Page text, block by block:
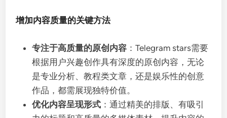
增加内容质量的关键方法
专注于高质量的原创内容 ：Telegram stars需要
根据用户兴趣创作具有深度的原创内容，无论
是专业分析、教程类文章，还是娱乐性的创意
作品，都需展现独特价值。
优化内容呈现形式 ：通过精美的排版、有吸引